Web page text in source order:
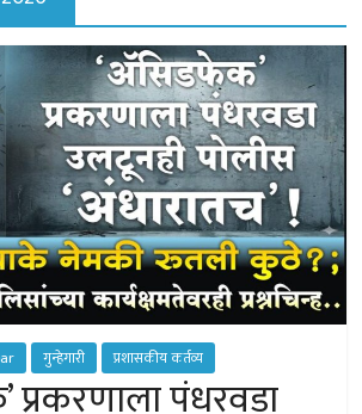
गुन्हेगारी प्रशासकीय कर्तव्य
प्रकरणाला पंधरवडा